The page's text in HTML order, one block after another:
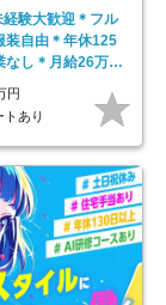
経験大歓迎＊フル
装自由＊年休125
なし＊月給26万円
円
トあり